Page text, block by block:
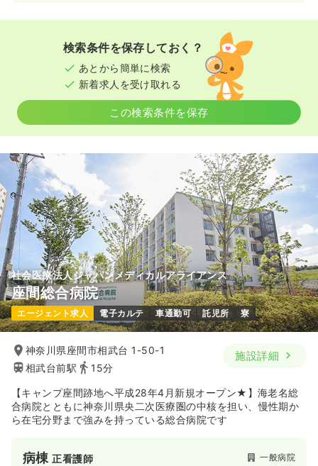
9:00～18:00
ブランク可
月給33万円以上可
気になる 詳細を見る
日勤のみ（パート） 一時募集休止
給与 15.1
/月
時間 9:00～18:00
ブランク可
月給15万円以上可
気になる 詳細を見る
検索条件を保存しておく？
あとから簡単に検索
新着求人を受け取れる
この検索条件を保存
社会医療法人ジャパンメディカルアライアンス
座間総合病院
エージェント求人 電子カルテ 車通勤可 託児所 寮
神奈川県座間市相武台 1-50-1
相武台前駅
15分
施設詳細
【キャンプ座間跡地へ平成28年4月新規オープン★】海老名総
合病院とともに神奈川県央二次医療圏の中核を担い、慢性期か
ら在宅分野まで強みを持っている総合病院です
病棟正看護師 一般病院